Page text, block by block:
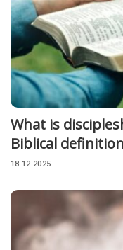
What is
Biblical
18.12.2025